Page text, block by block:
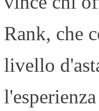
Rank, che
livello